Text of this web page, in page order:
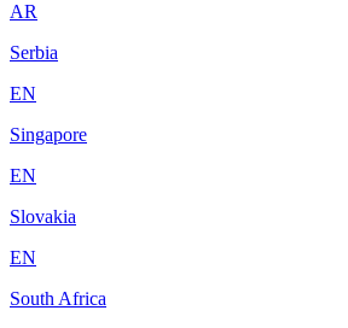
AR
Serbia
EN
Singapore
EN
Slovakia
EN
South Africa